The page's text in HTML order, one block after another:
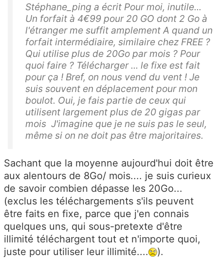
Stéphane_ping a écrit Pour moi, inutile...
Un forfait à 4€99 pour 20 GO dont 2 Go à
l'étranger me suffit amplement A quand un
forfait intermédiaire, similaire chez FREE ?
Qui utilise plus de 20Go par mois ? Pour
quoi faire ? Télécharger ... le fixe est fait
pour ça ! Bref, on nous vend du vent ! Je
suis souvent en déplacement pour mon
boulot. Oui, je fais partie de ceux qui
utilisent largement plus de 20 gigas par
mois J'imagine que je ne suis pas le seul,
même si on ne doit pas être majoritaires.
Sachant que la moyenne aujourd'hui doit être
aux alentours de 8Go/ mois.... je suis curieux
de savoir combien dépasse les 20Go...
(exclus les téléchargements s'ils peuvent
être faits en fixe, parce que j'en connais
quelques uns, qui sous-pretexte d'être
illimité téléchargent tout et n'importe quoi,
juste pour utiliser leur illimité....
).